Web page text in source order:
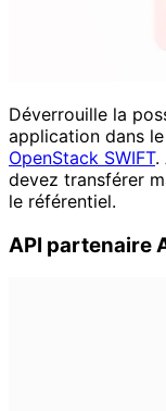
Déverrouille la
application dans le
OpenStack SWIFT.
devez transférer
le référentiel.
API partenaire